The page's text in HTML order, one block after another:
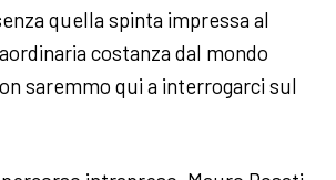
quella spinta impressa al
costanza dal mondo
saremmo qui a interrogarci sul